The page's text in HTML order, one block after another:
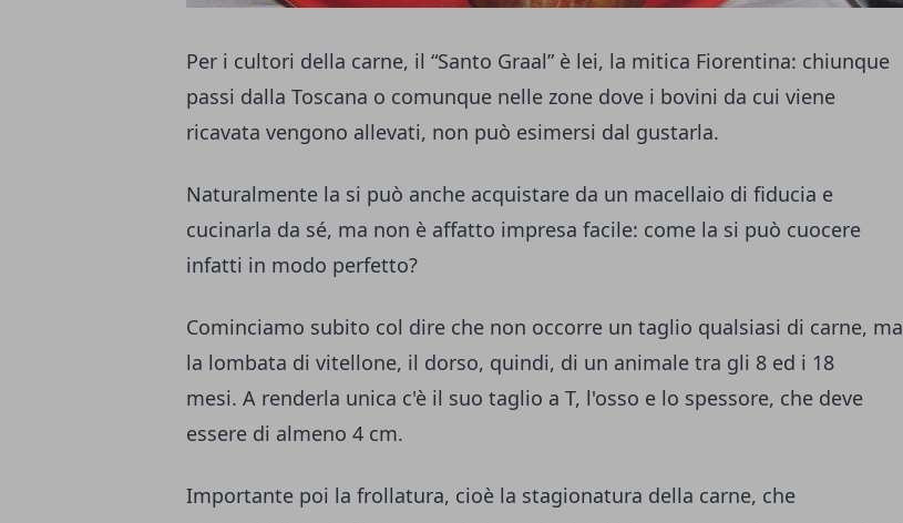
Per i cultori della carne, il “Santo Graal” è lei, la mitica Fiorentina: chiunque
passi dalla Toscana o comunque nelle zone dove i bovini da cui viene
ricavata vengono allevati, non può esimersi dal gustarla.
Naturalmente la si può anche acquistare da un macellaio di fiducia e
cucinarla da sé, ma non è affatto impresa facile: come la si può cuocere
infatti in modo perfetto?
Cominciamo subito col dire che non occorre un taglio qualsiasi di carne, ma
la lombata di vitellone, il dorso, quindi, di un animale tra gli 8 ed i 18
mesi. A renderla unica c'è il suo taglio a T, l'osso e lo spessore, che deve
essere di almeno 4 cm.
Importante poi la frollatura, cioè la stagionatura della carne, che